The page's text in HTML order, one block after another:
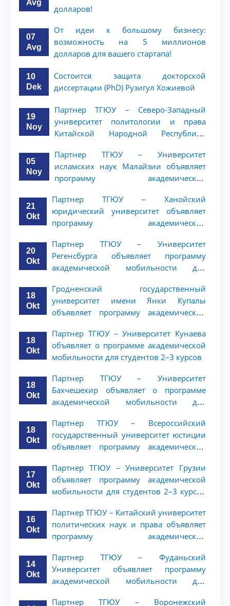
Avg
долларов!
07
Avg
От идеи к большому бизнесу:
возможность на 5 миллионов
долларов для вашего стартапа!
10
Dek
Состоится защита докторской
диссертации (PhD) Рузигул Xoжиевой
19
Noy
Партнер ТГЮУ – Северо-Западный
университет политологии и права
Китайской Народной Республики
академической мобильности для
студентов 2–3 курсов
05
Noy
Партнер ТГЮУ – Университет
исламских наук Малайзии объявляет
программу академической
ТГЮУ
21
Okt
Партнер ТГЮУ – Ханойский
юридический университет объявляет
программу академической
20
Okt
Партнер ТГЮУ – Университет
Регенсбурга объявляет программу
академической мобильности для
18
Okt
Гродненский государственный
университет имени Янки Купалы
объявляет программу академической
ТГЮУ
18
Okt
Партнер ТГЮУ – Университет Кунаева
объявляет о программе академической
мобильности для студентов 2–3 курсов
18
Okt
Партнер ТГЮУ – Университет
Бахчешехир объявляет о программе
академической мобильности для
18
Okt
Партнер ТГЮУ – Всероссийский
государственный университет юстиции
объявляет программу академической
ТГЮУ
17
Okt
Партнер ТГЮУ – Университет Грузии
объявляет программу академической
мобильности для студентов 2–3 курсов
16
Okt
Партнер ТГЮУ – Китайский университет
политических наук и права объявляет
программу академической
ТГЮУ
14
Okt
Партнер ТГЮУ – Фуданьский
Университет объявляет программу
академической мобильности для
Партнер ТГЮУ – Воронежский